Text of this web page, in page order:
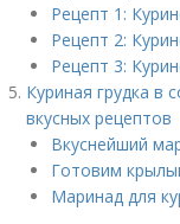
Рецепт 1:
Рецепт 2:
Рецепт 3:
Куриная грудка в
вкусных рецептов
Вкуснейший
Готовим
Маринад для